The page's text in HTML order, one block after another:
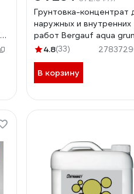
Грунтовка-концентрат
наружных и внутренних
работ Bergauf aqua
10 л 50313
4.8(33)
В корзину